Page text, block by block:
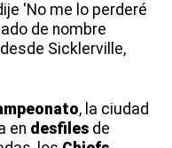
'No me lo perderé
de nombre
Sicklerville,
, la ciudad
en desfiles de